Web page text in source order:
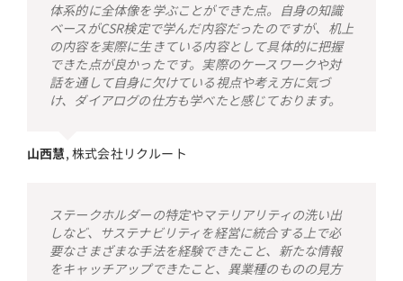
体系的に全体像を学ぶことができた点。自身の知識
ベースがCSR検定で学んだ内容だったのですが、机上
の内容を実際に生きている内容として具体的に把握
できた点が良かったです。実際のケースワークや対
話を通して自身に欠けている視点や考え方に気づ
け、ダイアログの仕方も学べたと感じております。
山西慧, 株式会社リクルート
ステークホルダーの特定やマテリアリティの洗い出
しなど、サステナビリティを経営に統合する上で必
要なさまざまな手法を経験できたこと、新たな情報
をキャッチアップできたこと、異業種のものの見方